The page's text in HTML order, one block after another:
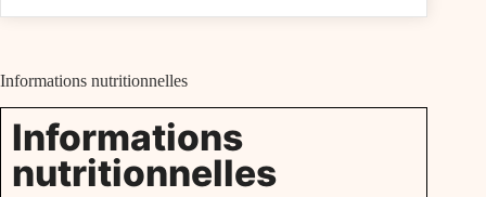
Informations nutritionnelles
Informations
nutritionnelles